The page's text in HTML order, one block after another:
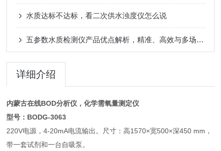
水质达标不达标，看二次供水浊度仪怎么说
五参数水质检测仪产品优点解析，精准、高效与多场景适配
详细介绍
内蒙古在线BOD分析仪，化学需氧量测定仪
型号：BODG-3063
220V电源，4-20mA电流输出。尺寸：高1570×宽500×深450 mm，
带一套试剂和一台自吸泵。